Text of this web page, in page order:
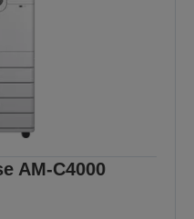
AM-C4000​